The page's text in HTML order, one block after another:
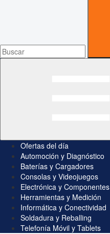
Ofertas del día
Automoción y Diagnóstico
Baterías y Cargadores
Consolas y Videojuegos
Electrónica y Componentes
Herramientas y Medición
Informática y Conectividad
Soldadura y Reballing
Telefonía Móvil y Tablets